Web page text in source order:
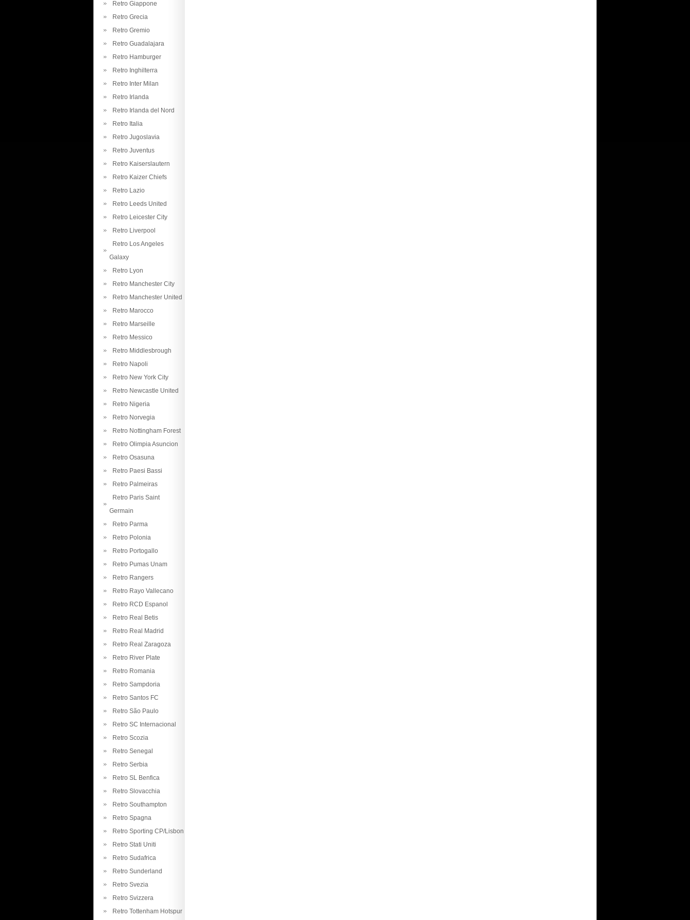
Retro Giappone
Retro Grecia
Retro Gremio
Retro Guadalajara
Retro Hamburger
Retro Inghilterra
Retro Inter Milan
Retro Irlanda
Retro Irlanda del Nord
Retro Italia
Retro Jugoslavia
Retro Juventus
Retro Kaiserslautern
Retro Kaizer Chiefs
Retro Lazio
Retro Leeds United
Retro Leicester City
Retro Liverpool
Retro Los Angeles
Galaxy
Retro Lyon
Retro Manchester City
Retro Manchester United
Retro Marocco
Retro Marseille
Retro Messico
Retro Middlesbrough
Retro Napoli
Retro New York City
Retro Newcastle United
Retro Nigeria
Retro Norvegia
Retro Nottingham Forest
Retro Olimpia Asuncion
Retro Osasuna
Retro Paesi Bassi
Retro Palmeiras
Retro Paris Saint
Germain
Retro Parma
Retro Polonia
Retro Portogallo
Retro Pumas Unam
Retro Rangers
Retro Rayo Vallecano
Retro RCD Espanol
Retro Real Betis
Retro Real Madrid
Retro Real Zaragoza
Retro River Plate
Retro Romania
Retro Sampdoria
Retro Santos FC
Retro São Paulo
Retro SC Internacional
Retro Scozia
Retro Senegal
Retro Serbia
Retro SL Benfica
Retro Slovacchia
Retro Southampton
Retro Spagna
Retro Sporting CP/Lisbon
Retro Stati Uniti
Retro Sudafrica
Retro Sunderland
Retro Svezia
Retro Svizzera
Retro Tottenham Hotspur